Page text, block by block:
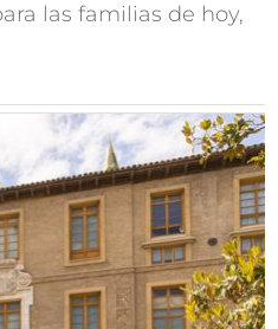
las familias de hoy,